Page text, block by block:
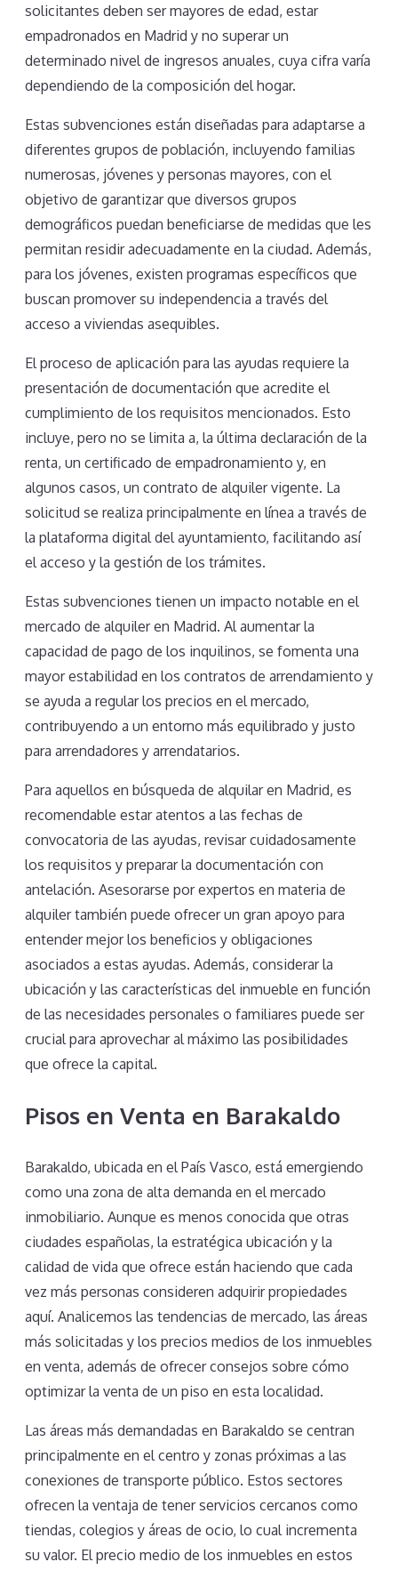
solicitantes deben ser mayores de edad, estar
empadronados en Madrid y no superar un
determinado nivel de ingresos anuales, cuya cifra varía
dependiendo de la composición del hogar.
Estas subvenciones están diseñadas para adaptarse a
diferentes grupos de población, incluyendo familias
numerosas, jóvenes y personas mayores, con el
objetivo de garantizar que diversos grupos
demográficos puedan beneficiarse de medidas que les
permitan residir adecuadamente en la ciudad. Además,
para los jóvenes, existen programas específicos que
buscan promover su independencia a través del
acceso a viviendas asequibles.
El proceso de aplicación para las ayudas requiere la
presentación de documentación que acredite el
cumplimiento de los requisitos mencionados. Esto
incluye, pero no se limita a, la última declaración de la
renta, un certificado de empadronamiento y, en
algunos casos, un contrato de alquiler vigente. La
solicitud se realiza principalmente en línea a través de
la plataforma digital del ayuntamiento, facilitando así
el acceso y la gestión de los trámites.
Estas subvenciones tienen un impacto notable en el
mercado de alquiler en Madrid. Al aumentar la
capacidad de pago de los inquilinos, se fomenta una
mayor estabilidad en los contratos de arrendamiento y
se ayuda a regular los precios en el mercado,
contribuyendo a un entorno más equilibrado y justo
para arrendadores y arrendatarios.
Para aquellos en búsqueda de alquilar en Madrid, es
recomendable estar atentos a las fechas de
convocatoria de las ayudas, revisar cuidadosamente
los requisitos y preparar la documentación con
antelación. Asesorarse por expertos en materia de
alquiler también puede ofrecer un gran apoyo para
entender mejor los beneficios y obligaciones
asociados a estas ayudas. Además, considerar la
ubicación y las características del inmueble en función
de las necesidades personales o familiares puede ser
crucial para aprovechar al máximo las posibilidades
que ofrece la capital.
Pisos en Venta en Barakaldo
Barakaldo, ubicada en el País Vasco, está emergiendo
como una zona de alta demanda en el mercado
inmobiliario. Aunque es menos conocida que otras
ciudades españolas, la estratégica ubicación y la
calidad de vida que ofrece están haciendo que cada
vez más personas consideren adquirir propiedades
aquí. Analicemos las tendencias de mercado, las áreas
más solicitadas y los precios medios de los inmuebles
en venta, además de ofrecer consejos sobre cómo
optimizar la venta de un piso en esta localidad.
Las áreas más demandadas en Barakaldo se centran
principalmente en el centro y zonas próximas a las
conexiones de transporte público. Estos sectores
ofrecen la ventaja de tener servicios cercanos como
tiendas, colegios y áreas de ocio, lo cual incrementa
su valor. El precio medio de los inmuebles en estos